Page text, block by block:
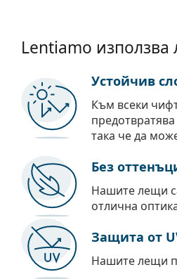
Lentiamo
Устойчив
Към всеки
така че да
Без
Нашите лещи
отлична
Защита от
Нашите лещи